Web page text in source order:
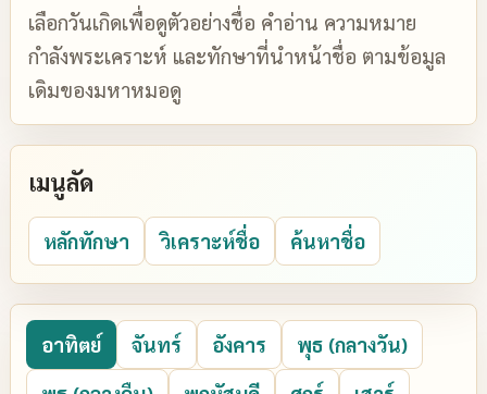
เลือกวันเกิดเพื่อดูตัวอย่างชื่อ คำอ่าน ความหมาย
กำลังพระเคราะห์ และทักษาที่นำหน้าชื่อ ตามข้อมูล
เดิมของมหาหมอดู
เมนูลัด
หลักทักษา วิเคราะห์ชื่อ ค้นหาชื่อ
อาทิตย์ จันทร์ อังคาร
พุธ (กลางวัน)